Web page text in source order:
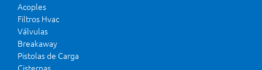
Acoples
Filtros Hvac
Válvulas
Breakaway
Pistolas de Carga
Cisternas